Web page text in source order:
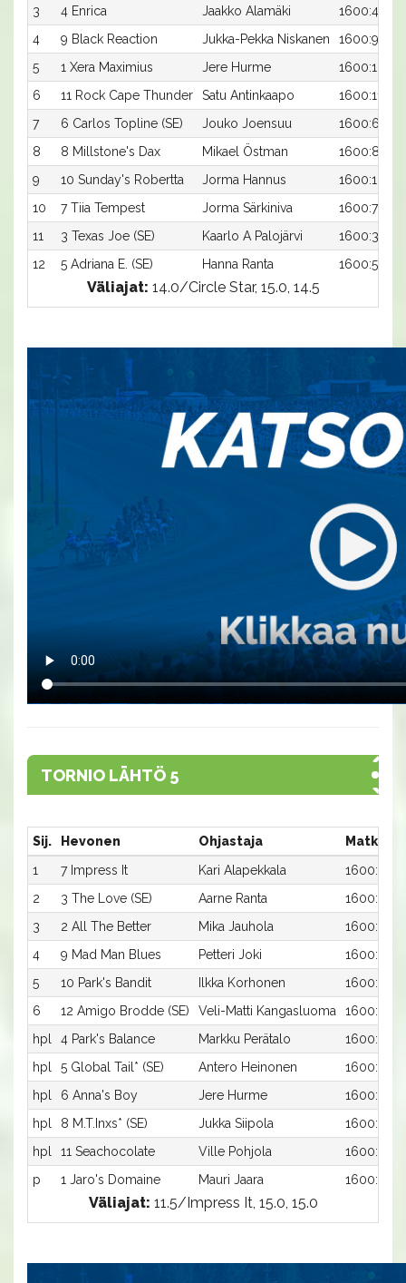
3 4 Enrica Jaakko Alamäki
1600:4
4
9 Black Reaction Jukka-Pekka Niskanen
1600:9
5
1 Xera Maximius Jere Hurme
1600:1
6
11 Rock Cape Thunder Satu Antinkaapo
1600:11
7
6 Carlos Topline (SE) Jouko Joensuu
1600:6
8
8 Millstone's Dax Mikael Östman
1600:8
9
10 Sunday's Robertta Jorma Hannus
1600:10
10
7 Tiia Tempest Jorma Särkiniva
1600:7
11
3 Texas Joe (SE) Kaarlo A Palojärvi
1600:3
12
5 Adriana E. (SE) Hanna Ranta 1600:5
Väliajat: 14.0/Circle Star, 15.0, 14.5
TORNIO LÄHTÖ 5
Sij. Hevonen Ohjastaja
1
7 Impress It Kari Alapekkala
1600:7
2
3 The Love (SE) Aarne Ranta
1600:3
3
2 All The Better Mika Jauhola
1600:2
4
9 Mad Man Blues Petteri Joki
1600:9
5
10 Park's Bandit Ilkka Korhonen
1600:10
6
12 Amigo Brodde (SE) Veli-Matti Kangasluoma
1600:12
hpl
4 Park's Balance Markku Perätalo
1600:4
hpl
5 Global Tail* (SE) Antero Heinonen
1600:5
hpl
6 Anna's Boy Jere Hurme
1600:6
hpl
8 M.T.Inxs* (SE) Jukka Siipola
1600:8
hpl
11 Seachocolate Ville Pohjola
1600:11
p
1 Jaro's Domaine Mauri Jaara 1600:1
Väliajat: 11.5/Impress It, 15.0, 15.0